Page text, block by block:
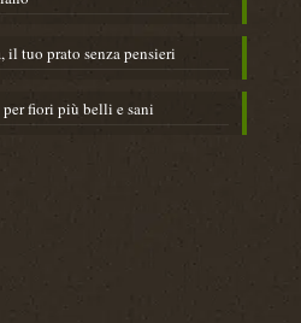
il tuo prato senza pensieri
fiori più belli e sani